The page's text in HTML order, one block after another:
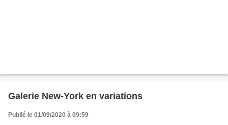
Galerie New-York en variations
Publié le 01/09/2020 à 09:59